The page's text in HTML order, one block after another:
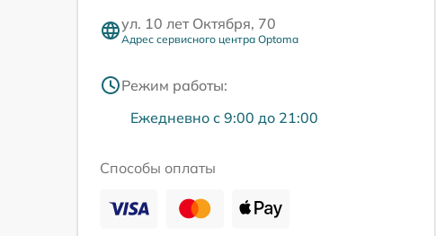
ул. 10 лет Октября, 70
Адрес сервисного центра Optoma
Режим работы:
Ежедневно с 9:00 до 21:00
Способы оплаты